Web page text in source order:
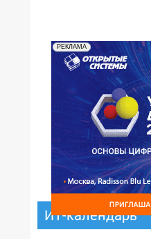
РЕКЛАМА
ИТ-календарь